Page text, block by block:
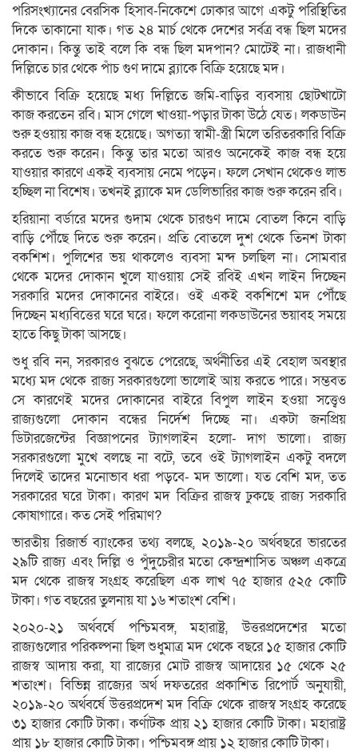
পরিসংখ্যানের বেরসিক হিসাব-নিকেশে ঢোকার আগে একটু পরিস্থিতির
দিকে তাকানো যাক। গত ২৪ মার্চ থেকে দেশের সর্বত্র বন্ধ ছিল মদের
দোকান। কিন্তু তাই বলে কি বন্ধ ছিল মদপান? মোটেই না। রাজধানী
দিল্লিতে চার থেকে পাঁচ গুণ দামে ব্ল্যাকে বিক্রি হয়েছে মদ।
কীভাবে বিক্রি হয়েছে মধ্য দিল্লিতে জমি-বাড়ির ব্যবসায় ছোটখাটো
কাজ করতেন রবি। মাস গেলে খাওয়া-পড়ার টাকা উঠে যেত। লকডাউন
শুরু হওয়ায় কাজ বন্ধ হয়েছে। অগত্যা স্বামী-স্ত্রী মিলে তরিতরকারি বিক্রি
করতে শুরু করেন। কিন্তু তার মতো আরও অনেকেই কাজ বন্ধ হয়ে
যাওয়ার কারণে একই ব্যবসায় নেমে পড়েন। ফলে সেখান থেকেও লাভ
হচ্ছিল না বিশেষ। তখনই ব্ল্যাকে মদ ডেলিভারির কাজ শুরু করেন রবি।
হরিয়ানা বর্ডারে মদের গুদাম থেকে চারগুণ দামে বোতল কিনে বাড়ি
বাড়ি পৌঁছে দিতে শুরু করেন। প্রতি বোতলে দুশ থেকে তিনশ টাকা
বকশিশ। পুলিশের ভয় থাকলেও ব্যবসা মন্দ চলছিল না। সোমবার
থেকে মদের দোকান খুলে যাওয়ায় সেই রবিই এখন লাইন দিচ্ছেন
সরকারি মদের দোকানের বাইরে। ওই একই বকশিশে মদ পৌঁছে
দিচ্ছেন মধ্যবিত্তের ঘরে ঘরে। ফলে করোনা লকডাউনের ভয়াবহ সময়ে
হাতে কিছু টাকা আসছে।
শুধু রবি নন, সরকারও বুঝতে পেরেছে, অর্থনীতির এই বেহাল অবস্থার
মধ্যে মদ থেকে রাজ্য সরকারগুলো ভালোই আয় করতে পারে। সম্ভবত
সে কারণেই মদের দোকানের বাইরে বিপুল লাইন হওয়া সত্ত্বেও
রাজ্যগুলো দোকান বন্ধের নির্দেশ দিচ্ছে না। একটা জনপ্রিয়
ডিটারজেন্টের বিজ্ঞাপনের ট্যাগলাইন হলো- দাগ ভালো। রাজ্য
সরকারগুলো মুখে বলছে না বটে, তবে ওই ট্যাগলাইন একটু বদলে
দিলেই তাদের মনোভাব ধরা পড়বে- মদ ভালো। যত বেশি মদ, তত
সরকারের ঘরে টাকা। কারণ মদ বিক্রির রাজস্ব ঢুকছে রাজ্য সরকারি
কোষাগারে। কত সেই পরিমাণ?
ভারতীয় রিজার্ভ ব্যাংকের তথ্য বলছে, ২০১৯-২০ অর্থবছরে ভারতের
২৯টি রাজ্য এবং দিল্লি ও পুঁদুচেরীর মতো কেন্দ্রশাসিত অঞ্চল একত্রে
মদ থেকে রাজস্ব সংগ্রহ করেছিল এক লাখ ৭৫ হাজার ৫২৫ কোটি
টাকা। গত বছরের তুলনায় যা ১৬ শতাংশ বেশি।
২০২০-২১ অর্থবর্ষে পশ্চিমবঙ্গ, মহারাষ্ট্র, উত্তরপ্রদেশের মতো
রাজ্যগুলোর পরিকল্পনা ছিল শুধুমাত্র মদ থেকে বছরে ১৫ হাজার কোটি
রাজস্ব আদায় করা, যা রাজ্যের মোট রাজস্ব আদায়ের ১৫ থেকে ২৫
শতাংশ। বিভিন্ন রাজ্যের অর্থ দফতরের প্রকাশিত রিপোর্ট অনুযায়ী,
২০১৯-২০ অর্থবর্ষে উত্তরপ্রদেশ মদ বিক্রি থেকে রাজস্ব সংগ্রহ করেছে
৩১ হাজার কোটি টাকা। কর্ণাটক প্রায় ২১ হাজার কোটি টাকা। মহারাষ্ট্র
প্রায় ১৮ হাজার কোটি টাকা। পশ্চিমবঙ্গ প্রায় ১২ হাজার কোটি টাকা।